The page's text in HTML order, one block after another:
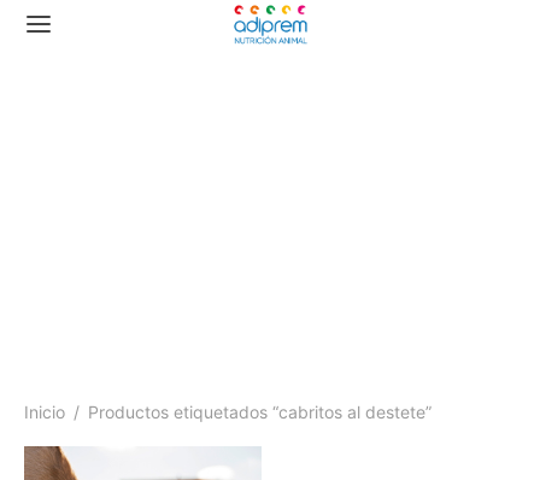
Inicio / Productos etiquetados “cabritos al destete”